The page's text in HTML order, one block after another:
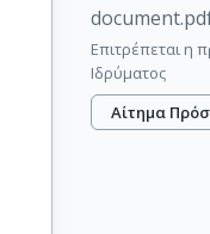
Επιτρέπεται η
Ιδρύματος
Αίτημα